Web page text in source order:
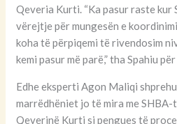
Qeveria Kurti. “Ka pasur raste kur
vërejtje për mungesën e
koha të përpiqemi të rivendosim
kemi pasur më parë,” tha Spahiu
Edhe eksperti Agon Maliqi
marrëdhëniet jo të mira me SHBA-
Qeverinë Kurti si pengues të